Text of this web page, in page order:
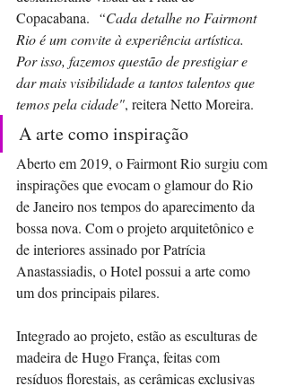
Copacabana. “Cada detalhe no Fairmont
Rio é um convite à experiência artística.
Por isso, fazemos questão de prestigiar e
dar mais visibilidade a tantos talentos que
temos pela cidade", reitera Netto Moreira.
A arte como inspiração
Aberto em 2019, o Fairmont Rio surgiu com
inspirações que evocam o glamour do Rio
de Janeiro nos tempos do aparecimento da
bossa nova. Com o projeto arquitetônico e
de interiores assinado por Patrícia
Anastassiadis, o Hotel possui a arte como
um dos principais pilares.
Integrado ao projeto, estão as esculturas de
madeira de Hugo França, feitas com
resíduos florestais, as cerâmicas exclusivas